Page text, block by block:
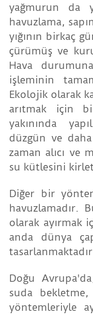
yağmurun da
havuzlama,
yığının birkaç
çürümüş ve
Hava
işleminin
Ekolojik olarak
arıtmak için
yakınında
düzgün ve
zaman alıcı ve
su kütlesini
Diğer bir
havuzlamadır.
olarak ayırmak
anda dünya
Doğu
suda
yöntemleriyle